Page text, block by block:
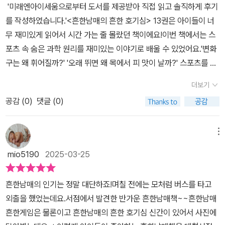
같은 일상 속에서 누구나 한 번쯤 궁금해할 질문들을 중심으로 이야
기가 전개되기 때문에, 지루함 없이 흥미롭게 읽을 수 있었습니다.​🎉
다양한 활동을 통한 과학적 호기심을 자극하는 구성​이 책이 단순한
만화가 아니라 학습 효과까지 챙길 수 있는 이유는 탄탄한 구성 덕분
입니다.책을 읽기만 하는 것이 아니라, 중간중간 삽입된 ‘몸풀기 퀴
즈’와 ‘호기심 레벨 업’ 문제들을 통해 학습한 내용을 복습할 수 있습
니다. 초성 퀴즈, 네 고개 퀴즈 등 다양한 형식의 문제들이 있어 아이
니다. 단순한 암기가 아니라 자연스럽게 개념을 익히고 응용할 수 있
도록 돕는 방식이라 학습 효과도 뛰어날 것 같습니다.이런 구성을 통
해 단순한 흥미 유발에서 끝나는 것이 아니라, 과학적 개념을 확실히
정리할 수 있다는 점이 이 책의 가장 큰 장점이라고 생각합니다. 🎉성
취감을 높이는 ‘특별 칭찬 상장’​책의 말미에 ‘특별 칭찬 상장’이 포함
되어 있다는 점도 흥미로웠습니다. 아이들이 책을 다 읽고 나면 자신
이 ‘냐하 호기심 해결단’이 되었다는 상장을 받을 수 있도록 구성되어
있어서, 스스로 성취감을 느낄 수 있도록 해줍니다. 이런 작은 요소들
'미래엔아이세움으로부터 도서를 제공받아 직접 읽고 솔직하게 후기
를 작성하였습니다.'​<흔한남매의 흔한 호기심> 13권은 아이들이 너
무 재미있게 읽어서 시간 가는 줄 몰랐던 책이에요!이번 책에서는 스
포츠 속 숨은 과학 원리를 재미있는 이야기로 배울 수 있었어요.'변화
구는 왜 휘어질까?' '오래 뛰면 왜 목에서 피 맛이 날까?' 스포츠를 하
가요. <흔한남매의 흔한 호기심> 13권은 운동과 거리가 먼 에이미와
으뜸이가 체육 수업과 스포츠 대회를 준비하면서 벌어지는 이야기예
요. 으뜸이는 축구 경기에서 더 빠르게 달리는 방법을 고민하고, 에이
미는 배드민턴 경기에서 셔틀콕의 움직임을 이해하려고 해요. 그러던
중 흔한남매는 스포츠 속에 숨어 있는 다양한 과학 원리를 하나씩 알
아가게 되는데요. 축구 경기에서 더 빠르게 달리는 법, 배드민턴 셔틀
콕이 날아가는 원리, 야구 변화구의 비밀까지! 스포츠 속 숨어 있는 과
학을 하나씩 알아가면서 점점 더 흥미를 느끼게 돼요.<흔한남매의 흔
한 호기심>이 마음에 들었던 부분은 단순히 과학 정보를 나열하는 것
이 아니라, 이야기 속에서 자연스럽게 핵심 개념을 익힐 수 있도록 구
더보기
공감 (0) 댓글 (0)
mio5190 2025-03-25
흔한남매의 인기는 정말 대단하죠!며칠 전에는 모처럼 버스를 타고
외출을 했었는데요.서점에서 발견한 반가운 흔한남매책~~​흔한남매
흔한게임은 물론이고 흔한남매의 흔한 호기심 신간이 있어서 사진에